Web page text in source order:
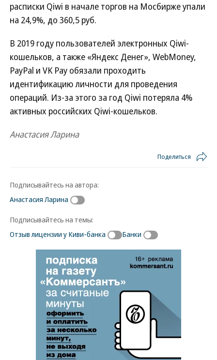
расписки Qiwi в начале торгов на Мосбирже упали
на 24,9%, до 360,5 руб.
В 2019 году пользователей электронных Qiwi-
кошельков, а также «Яндекс Денег», WebMoney,
PayPal и VK Pay обязали проходить
идентификацию личности для проведения
операций. Из-за этого за год Qiwi потеряла 4%
активных российских Qiwi-кошельков.
Анастасия Ларина
Поделиться
Подписывайтесь на автора:
Анастасия Ларина
Подписывайтесь на темы:
Отзыв лицензии у Киви-банка
Банки